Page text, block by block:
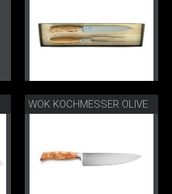
WOK KOCHMESSER OLIVE